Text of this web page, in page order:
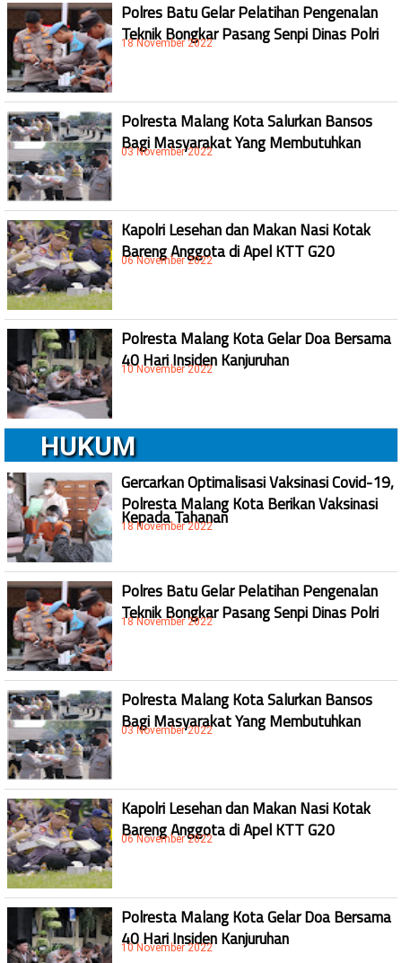
Polres Batu Gelar Pelatihan Pengenalan
Teknik Bongkar Pasang Senpi Dinas Polri
18 November 2022
Polresta Malang Kota Salurkan Bansos
Bagi Masyarakat Yang Membutuhkan
03 November 2022
Kapolri Lesehan dan Makan Nasi Kotak
Bareng Anggota di Apel KTT G20
06 November 2022
Polresta Malang Kota Gelar Doa Bersama
40 Hari Insiden Kanjuruhan
10 November 2022
HUKUM
Gercarkan Optimalisasi Vaksinasi Covid-19,
Polresta Malang Kota Berikan Vaksinasi
Kepada Tahanan
18 November 2022
Polres Batu Gelar Pelatihan Pengenalan
Teknik Bongkar Pasang Senpi Dinas Polri
18 November 2022
Polresta Malang Kota Salurkan Bansos
Bagi Masyarakat Yang Membutuhkan
03 November 2022
Kapolri Lesehan dan Makan Nasi Kotak
Bareng Anggota di Apel KTT G20
06 November 2022
Polresta Malang Kota Gelar Doa Bersama
40 Hari Insiden Kanjuruhan
10 November 2022